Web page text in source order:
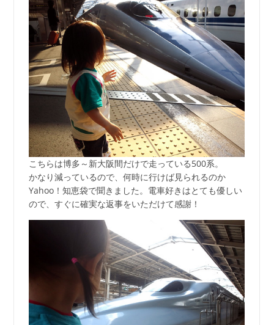
こちらは博多～新大阪間だけで走っている500系。
かなり減っているので、何時に行けば見られるのか
Yahoo！知恵袋で聞きました。電車好きはとても優しい
ので、すぐに確実な返事をいただけて感謝！